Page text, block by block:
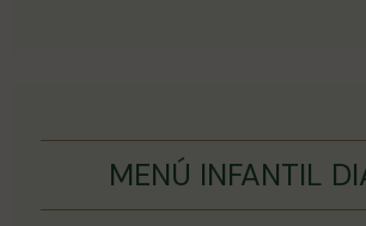
MENÚ INFANTIL